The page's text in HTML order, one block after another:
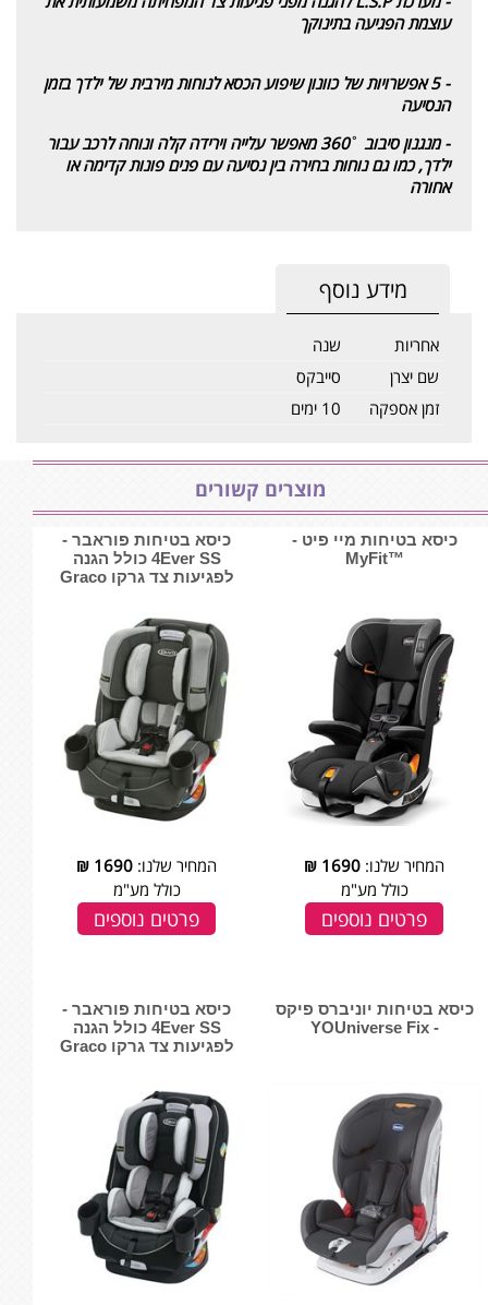
עוצמת הפגיעה בתינוקך
- 5 אפשרויות של כוונון שיפוע הכסא לנוחות מירבית של ילדך בזמן
הנסיעה
- מנגנון סיבוב ˚
360 מאפשר עלייה וירידה קלה ונוחה לרכב עבור
ילדך, כמו גם נוחות בחירה בין נסיעה עם פנים פונות קדימה או
אחורה
מידע נוסף
אחריות
שנה
שם יצרן
סייבקס
זמן אספקה
10 ימים
מוצרים קשורים
כיסא בטיחות מיי פיט -
™MyFit
המחיר שלנו: 1690
₪
כולל מע"מ
פרטים נוספים
כיסא בטיחות פוראבר -
4Ever SS כולל הגנה
לפגיעות צד גרקו Graco
המחיר שלנו: 1690
₪
כולל מע"מ
פרטים נוספים
כיסא בטיחות יוניברס פיקס
- YOUniverse Fix
כיסא בטיחות פוראבר -
4Ever SS כולל הגנה
לפגיעות צד גרקו Graco